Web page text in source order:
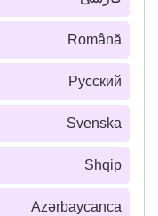
Română
Русский
Svenska
Shqip
Azərbaycanca